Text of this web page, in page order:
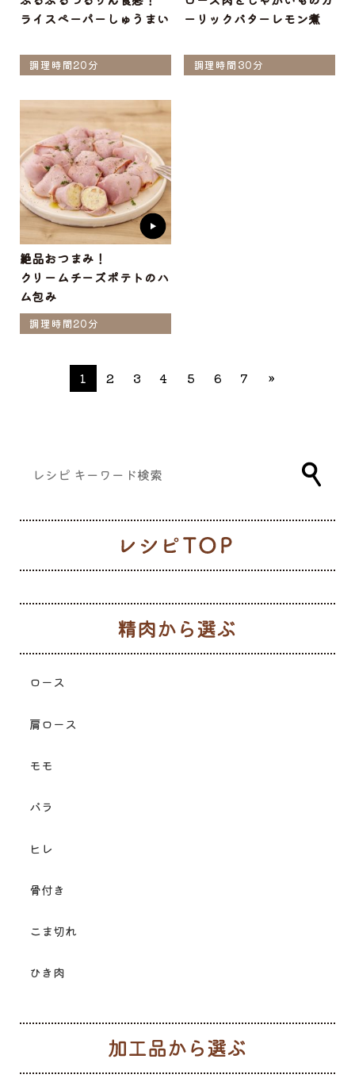
ライスペーパーしゅうまい
調理時間20分
ーリックバターレモン煮
調理時間30分
絶品おつまみ！
クリームチーズポテトのハ
ム包み
調理時間20分
1 2 3 4 5 6 7 »
ロース
肩ロース
モモ
バラ
ヒレ
骨付き
こま切れ
ひき肉